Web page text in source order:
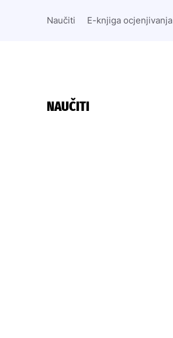
Naučiti E-knjiga ocjenjivanja
NAUČITI